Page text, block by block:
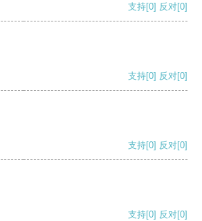
支持[0] 反对[0]
支持[0] 反对[0]
支持[0] 反对[0]
支持[0] 反对[0]